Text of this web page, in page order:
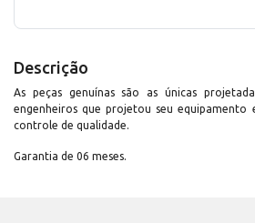
Descrição
As peças genuínas são as únicas
engenheiros que projetou seu equipamento
controle de qualidade.
Garantia de 06 meses.